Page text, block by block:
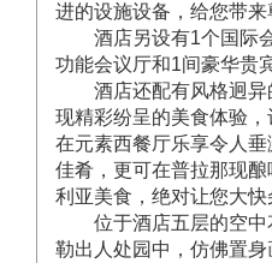
进的设施设备，给您带来
酒店另设有1个国际会
功能会议厅和1间豪华贵
酒店还配有风格迥异
现精彩纷呈的美食体验
在元素西餐厅乐享令人
佳肴，更可在普拉那现
利亚美食，绝对让您大快
位于酒店五层的空中
勒出人处园中，仿佛置